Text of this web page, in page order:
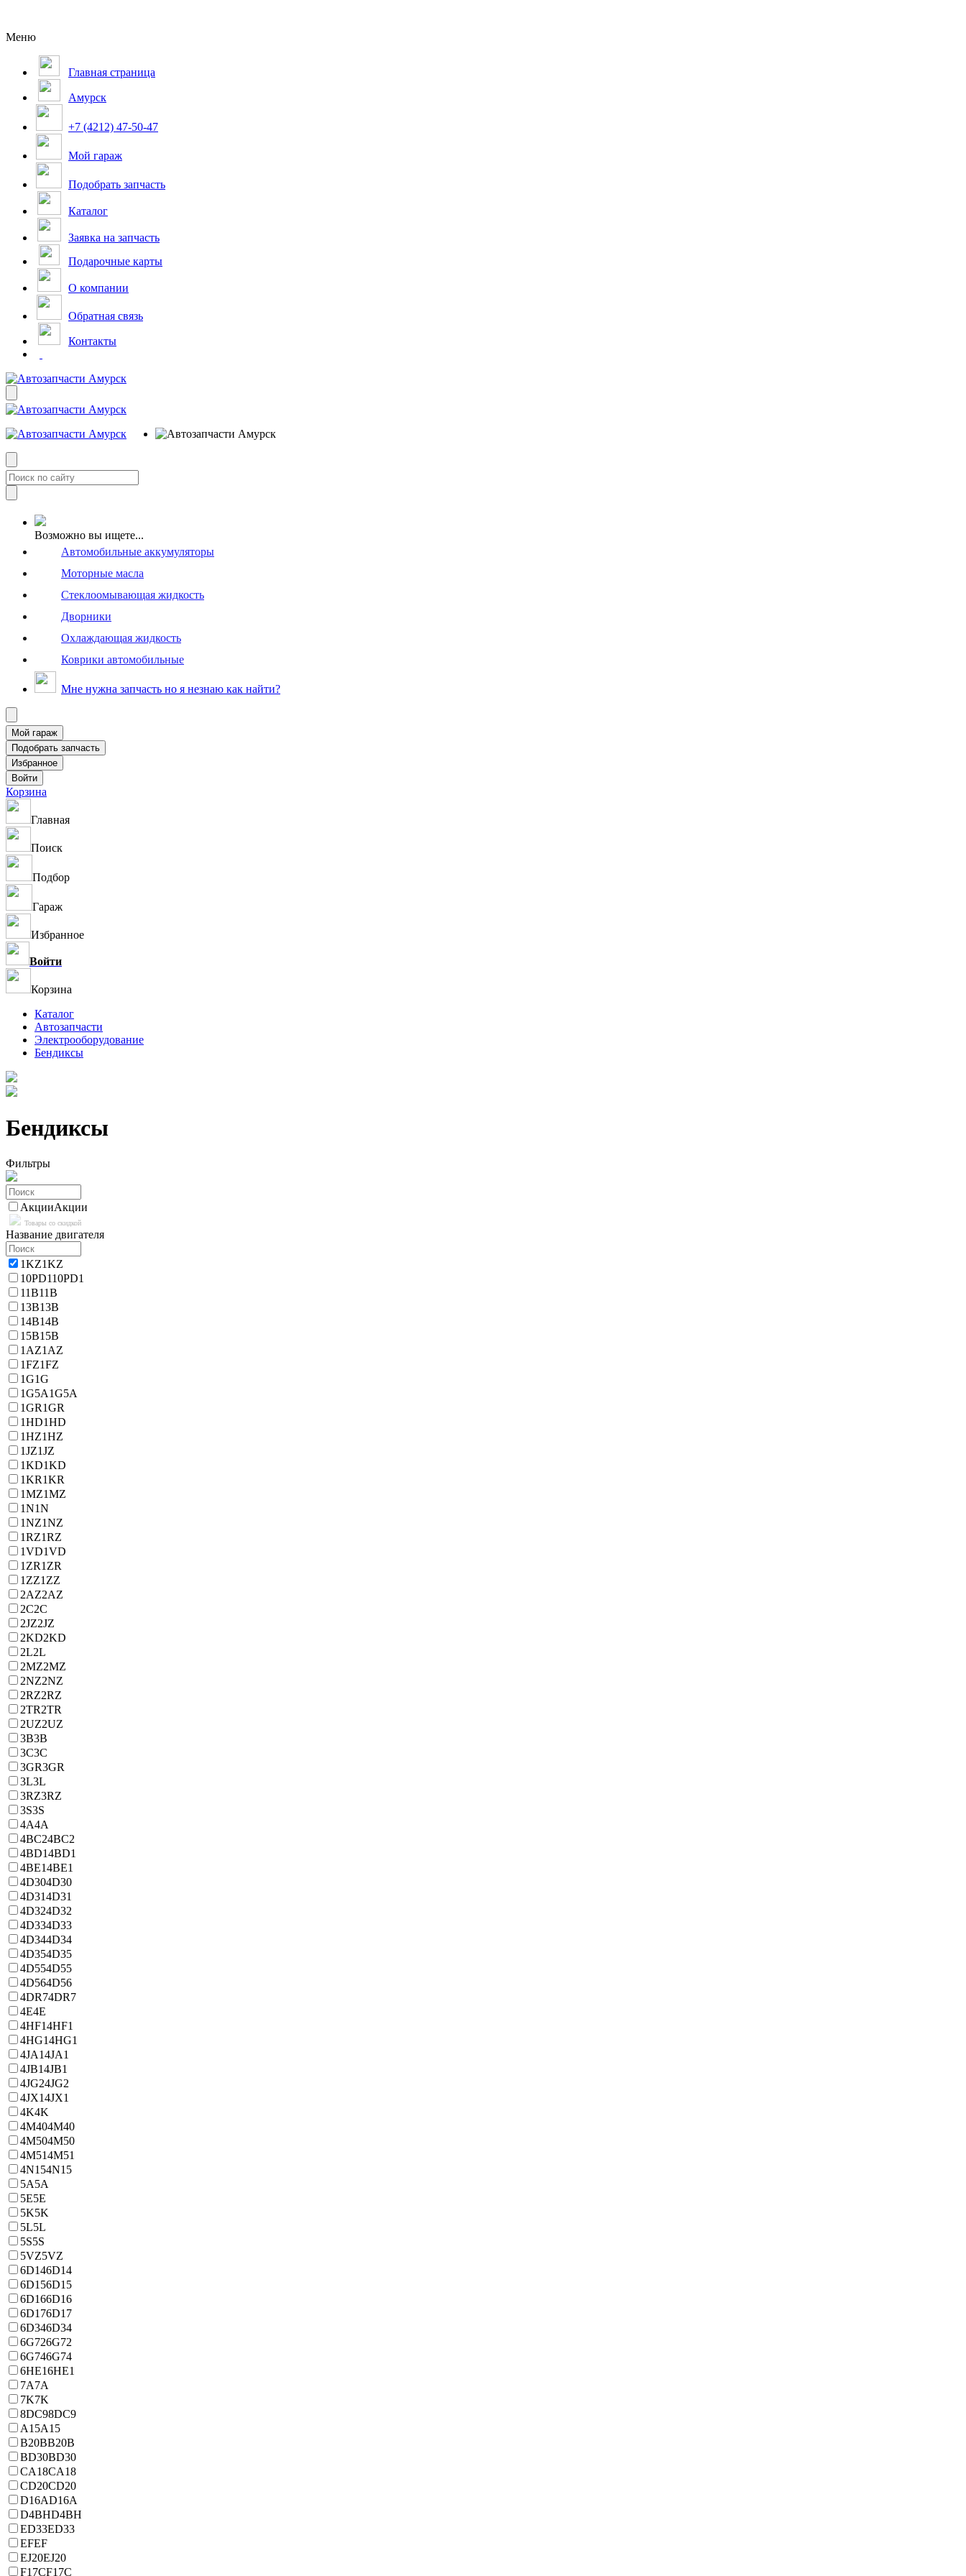
Меню
Главная страница
Амурск
+7 (4212) 47-50-47
Мой гараж
Подобрать запчасть
Каталог
Заявка на запчасть
Подарочные карты
О компании
Обратная связь
Контакты
Возможно вы ищете...
Автомобильные аккумуляторы
Моторные масла
Стеклоомывающая жидкость
Дворники
Охлаждающая жидкость
Коврики автомобильные
Мне нужна запчасть но я незнаю как найти?
Корзина
Главная
Поиск
Подбор
Гараж
Избранное
Войти
Корзина
Каталог
Автозапчасти
Электрооборудование
Бендиксы
Бендиксы
Фильтры
АкцииАкции
Товары со скидкой
Название двигателя
1KZ1KZ
10PD110PD1
11B11B
13B13B
14B14B
15B15B
1AZ1AZ
1FZ1FZ
1G1G
1G5A1G5A
1GR1GR
1HD1HD
1HZ1HZ
1JZ1JZ
1KD1KD
1KR1KR
1MZ1MZ
1N1N
1NZ1NZ
1RZ1RZ
1VD1VD
1ZR1ZR
1ZZ1ZZ
2AZ2AZ
2C2C
2JZ2JZ
2KD2KD
2L2L
2MZ2MZ
2NZ2NZ
2RZ2RZ
2TR2TR
2UZ2UZ
3B3B
3C3C
3GR3GR
3L3L
3RZ3RZ
3S3S
4A4A
4BC24BC2
4BD14BD1
4BE14BE1
4D304D30
4D314D31
4D324D32
4D334D33
4D344D34
4D354D35
4D554D55
4D564D56
4DR74DR7
4E4E
4HF14HF1
4HG14HG1
4JA14JA1
4JB14JB1
4JG24JG2
4JX14JX1
4K4K
4M404M40
4M504M50
4M514M51
4N154N15
5A5A
5E5E
5K5K
5L5L
5S5S
5VZ5VZ
6D146D14
6D156D15
6D166D16
6D176D17
6D346D34
6G726G72
6G746G74
6HE16HE1
7A7A
7K7K
8DC98DC9
A15A15
B20BB20B
BD30BD30
CA18CA18
CD20CD20
D16AD16A
D4BHD4BH
ED33ED33
EFEF
EJ20EJ20
F17CF17C